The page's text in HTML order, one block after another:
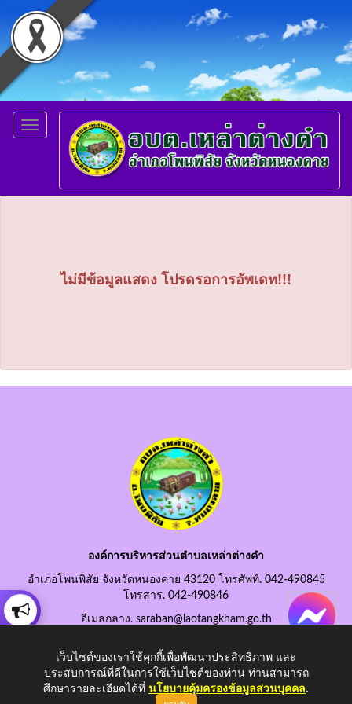
Toggle
navigation
ไม่มีข้อมูลแสดง โปรดรอการอัพเดท!!!
องค์การบริหารส่วนตำบลเหล่าต่างคำ
อำเภอโพนพิสัย จังหวัดหนองคาย 43120 โทรศัพท์. 042-490845
โทรสาร. 042-490846
อีเมลกลาง. saraban@laotangkham.go.th
Copyright © 2026 All Right Resive http://www.laotangkham.go.th
เว็บไซต์ของเราใช้คุกกี้เพื่อพัฒนาประสิทธิภาพ และ
ประสบการณ์ที่ดีในการใช้เว็บไซต์ของท่าน ท่านสามารถ
ศึกษารายละเอียดได้ที่ นโยบายคุ้มครองข้อมูลส่วนบุคคล.